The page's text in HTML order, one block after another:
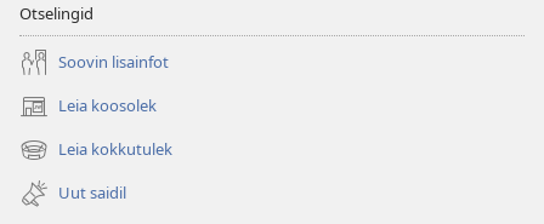
Otselingid
Soovin lisainfot
Leia koosolek
(avab
uue
akna)
Leia kokkutulek
(avab
uue
akna)
Uut saidil